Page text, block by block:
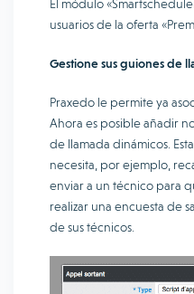
El módulo
usuarios de la oferta
Gestione sus guiones de
Praxedo le permite ya
Ahora es posible añadir
de llamada dinámicos.
necesita, por ejemplo,
enviar a un técnico para
realizar una encuesta de
de sus técnicos.